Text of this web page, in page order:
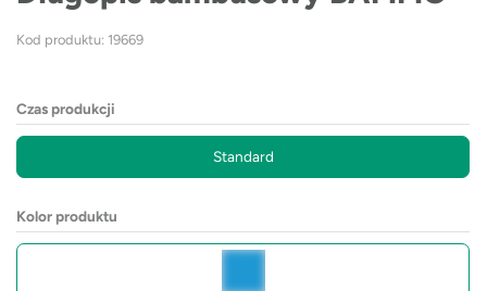
Kod produktu: 19669
Czas produkcji
Standard
Kolor produktu